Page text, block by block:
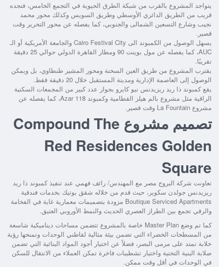
يتواجد المشروع بالقرب من شبكة الطرق الحيوية في التجمع الخامس، فنجده
قريب من الطريق الدائري الأوسطي وطريق السويس وكذلك محور محمد
نجيب وشارع التسعين الشمالى والجنوبي، كما يفصله عن محور التحرير وقت
قصير.
يسهل الوصول من الكمبوند الى Cairo Festival City والجامعة الأمريكية أو الـ
AUC، كما يفصله عن مول بوينت 90 ومطار القاهرة الدولي حوالي 25 دقيقة
تقريبًا.
يقترب المشروع من طريق العين السخنة ومحور المشير طنطاوي، بل ويمكن
الوصول إلى العاصمة الإدارية ومدينة المستقبل خلال 20 دقيقة فقط.
يقع كمبوند ذا ريد ريزيدنس نيو كايرو بجوار عدد كبير من المجمعات السكنية
الراقية مثل مشروع بالم هيلز القطامية وكمبوند Azar 118، كما يفصله عن
مشروع La Fountain وقت قصير.
تصميم مشروع Compound The
Red Residences Golden
Square
تعاونت شركة البروج مصر مع المهندس/ رائف فهمي عند تنفيذ كمبوند ذا ريد
ريزيدنس جولدن سكوير ، حيث قدم من خلاله شقق بوتيك بخدمات فندقية
Boutique Serviced Apartments مزودة بتصميمات معمارية غاية في الفخامة
والرقي تجمع بين الطراز العصري الحديث والنمط الأوروبي العتيق.
كما تم وضع Master Plan خاصة بالمشروع تتضمن مساحات ديناميكية شاسعة
من المسطحات الخضراء التي تضمن بيئة مثالية لقاطني الوحدات وتمنحها رؤية
خلابة تمتد على مرمى البصر، فضلاً عن اختيار أجود المواد البنائية التي تضمن
صلابة البنية التحتية واختيار تشطيبات فاخرة تمكن العملاء من الانتقال للسكن
في الوحدات في أقل وقت ممكن.